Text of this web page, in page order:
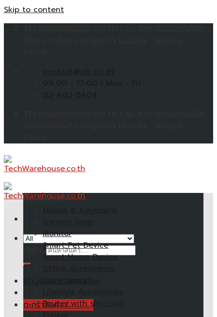
Skip to content
ตะกร้าสินค้า /0.00฿
หมวดหมู่สินค้า
Monitor
Smart Pet Device
Smart Home Device
Router with sim card